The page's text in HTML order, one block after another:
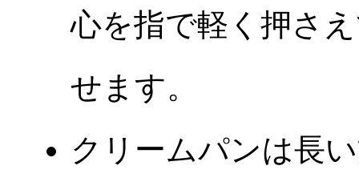
心を指で軽く押さ
せます。
クリームパンは長